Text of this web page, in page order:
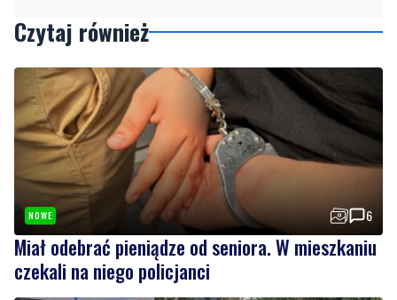
Czytaj również
NOWE 6
Miał odebrać pieniądze od seniora. W mieszkaniu
czekali na niego policjanci